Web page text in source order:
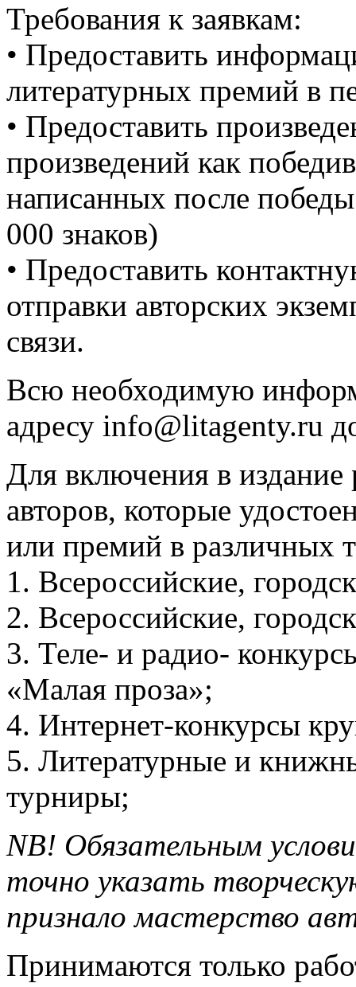
Требования к заявкам:
• Предоставить
литературных премий в
• Предоставить
произведений как
написанных после
000 знаков)
• Предоставить
отправки авторских
связи.
Всю необходимую
адресу info@litagenty.ru
Для включения в издание
авторов, которые
или премий в различных
1. Всероссийские,
2. Всероссийские,
3. Теле- и радио-
«Малая проза»;
4. Интернет-конкурсы
5. Литературные и
турниры;
NB! Обязательным
точно указать
признало мастерство
Принимаются только